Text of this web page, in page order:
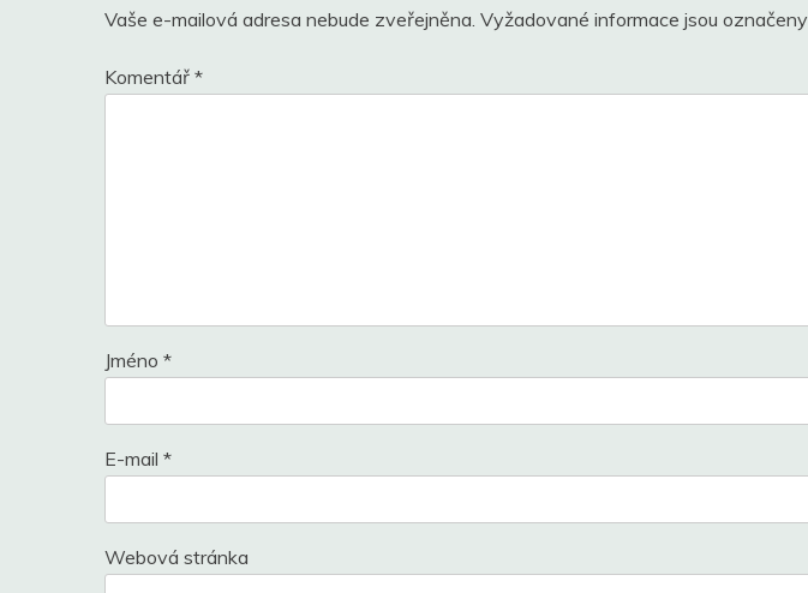
Vaše e-mailová adresa nebude zveřejněna. Vyžadované informace jsou označeny
Komentář *
Jméno *
E-mail *
Webová stránka